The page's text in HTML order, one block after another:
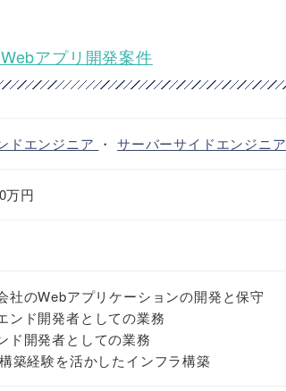
アプリ開発案件
ドエンジニア ・サーバーサイドエンジニア
万円
社のWebアプリケーションの開発と保守
ンド開発者としての業務
ド開発者としての業務
築経験を活かしたインフラ構築